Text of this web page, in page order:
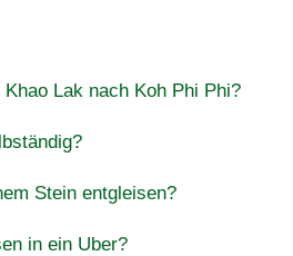
Lak nach Koh Phi Phi?
Stein entgleisen?
in ein Uber?